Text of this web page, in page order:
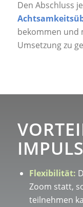
Den Abschluss
bekommen und
Umsetzung zu
Flexibilität:
Zoom statt,
teilnehmen